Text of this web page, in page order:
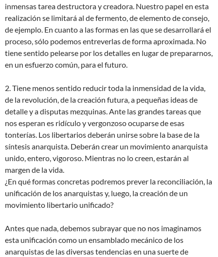
inmensas tarea destructora y creadora. Nuestro papel en esta
realización se limitará al de fermento, de elemento de consejo,
de ejemplo. En cuanto a las formas en las que se desarrollará el
proceso, sólo podemos entreverlas de forma aproximada. No
tiene sentido pelearse por los detalles en lugar de prepararnos,
en un esfuerzo común, para el futuro.
2. Tiene menos sentido reducir toda la inmensidad de la vida,
de la revolución, de la creación futura, a pequeñas ideas de
detalle y a disputas mezquinas. Ante las grandes tareas que
nos esperan es ridículo y vergonzoso ocuparse de esas
tonterías. Los libertarios deberán unirse sobre la base de la
síntesis anarquista. Deberán crear un movimiento anarquista
unido, entero, vigoroso. Mientras no lo creen, estarán al
margen de la vida.
¿En qué formas concretas podremos prever la reconciliación, la
unificación de los anarquistas y, luego, la creación de un
movimiento libertario unificado?
Antes que nada, debemos subrayar que no nos imaginamos
esta unificación como un ensamblado mecánico de los
anarquistas de las diversas tendencias en una suerte de